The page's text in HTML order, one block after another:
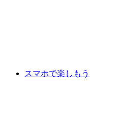
スマホで楽しもう